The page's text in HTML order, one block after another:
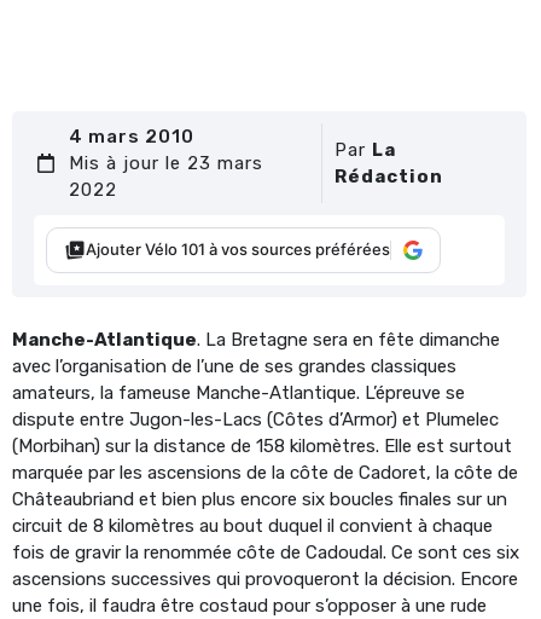
4 mars 2010
Mis à jour le 23 mars
2022
Par La
Rédaction
Ajouter Vélo 101 à vos sources préférées
Manche-Atlantique. La Bretagne sera en fête dimanche
avec l’organisation de l’une de ses grandes classiques
amateurs, la fameuse Manche-Atlantique. L’épreuve se
dispute entre Jugon-les-Lacs (Côtes d’Armor) et Plumelec
(Morbihan) sur la distance de 158 kilomètres. Elle est surtout
marquée par les ascensions de la côte de Cadoret, la côte de
Châteaubriand et bien plus encore six boucles finales sur un
circuit de 8 kilomètres au bout duquel il convient à chaque
fois de gravir la renommée côte de Cadoudal. Ce sont ces six
ascensions successives qui provoqueront la décision. Encore
une fois, il faudra être costaud pour s’opposer à une rude